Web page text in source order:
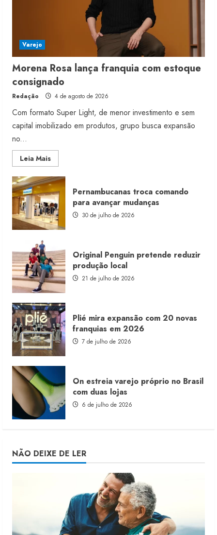
Varejo
Morena Rosa lança franquia com estoque
consignado
Redação 4 de agosto de 2026
Com formato Super Light, de menor investimento e sem
capital imobilizado em produtos, grupo busca expansão
no...
Leia MaisRead
more
Morena
Rosa
lança
franquia
com
estoque
consignado
Pernambucanas troca comando
para avançar mudanças
30 de julho de 2026
Original Penguin pretende reduzir
produção local
21 de julho de 2026
Plié mira expansão com 20 novas
franquias em 2026
7 de julho de 2026
On estreia varejo próprio no Brasil
com duas lojas
6 de julho de 2026
NÃO DEIXE DE LER